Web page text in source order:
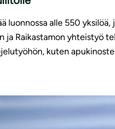
luonnossa alle 550
ja Raikastamon yhteistyö
kuten